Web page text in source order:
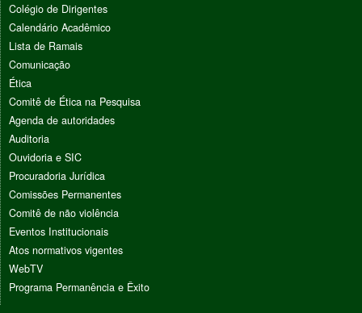
Colégio de Dirigentes
Calendário Acadêmico
Lista de Ramais
Comunicação
Ética
Comitê de Ética na Pesquisa
Agenda de autoridades
Auditoria
Ouvidoria e SIC
Procuradoria Jurídica
Comissões Permanentes
Comitê de não violência
Eventos Institucionais
Atos normativos vigentes
WebTV
Programa Permanência e Êxito